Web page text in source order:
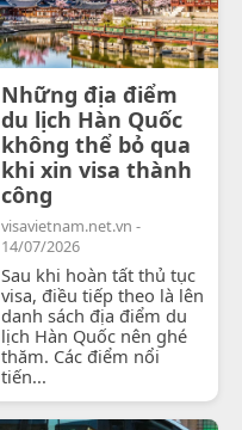
Những địa điểm
du lịch Hàn Quốc
không thể bỏ qua
khi xin visa thành
công
visavietnam.net.vn -
14/07/2026
Sau khi hoàn tất thủ tục
visa, điều tiếp theo là lên
danh sách địa điểm du
lịch Hàn Quốc nên ghé
thăm. Các điểm nổi
tiến...